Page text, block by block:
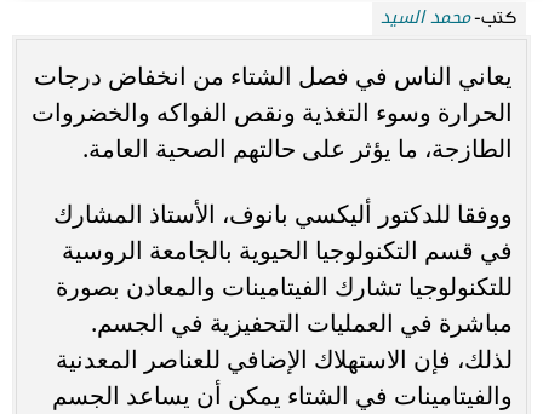
كتب-محمد السيد
يعاني الناس في فصل الشتاء من انخفاض درجات
الحرارة وسوء التغذية ونقص الفواكه والخضروات
الطازجة، ما يؤثر على حالتهم الصحية العامة.
ووفقا للدكتور أليكسي بانوف، الأستاذ المشارك
في قسم التكنولوجيا الحيوية بالجامعة الروسية
للتكنولوجيا تشارك الفيتامينات والمعادن بصورة
مباشرة في العمليات التحفيزية في الجسم.
لذلك، فإن الاستهلاك الإضافي للعناصر المعدنية
والفيتامينات في الشتاء يمكن أن يساعد الجسم